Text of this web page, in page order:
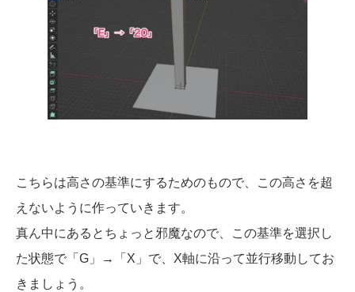
こちらは高さの基準にするためのもので、この高さを超
えないように作っていきます。
真ん中にあるとちょっと邪魔なので、この基準を選択し
た状態で「G」→「X」で、X軸に沿って並行移動してお
きましょう。